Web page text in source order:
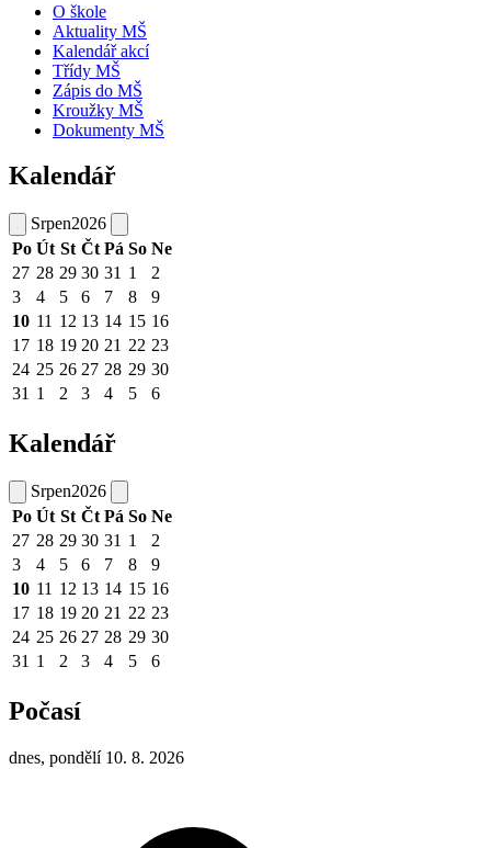
O škole
Aktuality MŠ
Kalendář akcí
Třídy MŠ
Zápis do MŠ
Kroužky MŠ
Dokumenty MŠ
Kalendář
Srpen2026
Po Út St Čt Pá So Ne
27 28 29 30 31 1
2
3
4 5 6 7 8
9
10 11 12 13 14 15 16
17 18 19 20 21 22 23
24 25 26 27 28 29 30
31 1 2 3 4 5 6
Kalendář
Srpen2026
Po Út St Čt Pá So Ne
27 28 29 30 31 1
2
3
4 5 6 7 8
9
10 11 12 13 14 15 16
17 18 19 20 21 22 23
24 25 26 27 28 29 30
31 1 2 3 4 5 6
Počasí
dnes, pondělí 10. 8. 2026